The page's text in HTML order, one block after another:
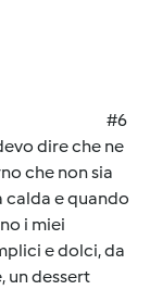
#6
dire che ne
che non sia
calda e quando
i miei
e dolci, da
un dessert